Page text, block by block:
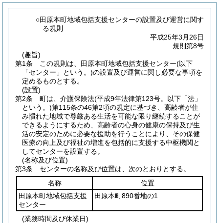
○田原本町地域包括支援センターの設置及び運営に関す
る規則
平成25年3月26日
規則第8号
(趣旨)
第1条
この規則は、田原本町地域包括支援センター(以下
「センター」という。)の設置及び運営に関し必要な事項を
定めるものとする。
(設置)
第2条
町は、介護保険法(平成9年法律第123号。以下「法」
という。)第115条の46第2項の規定に基づき、高齢者が住
み慣れた地域で尊厳ある生活を可能な限り継続することが
できるようにするため、高齢者の心身の健康の保持及び生
活の安定のために必要な援助を行うことにより、その保健
医療の向上及び福祉の増進を包括的に支援する中枢機関と
してセンターを設置する。
(名称及び位置)
第3条
センターの名称及び位置は、次のとおりとする。
名称
位置
田原本町地域包括支援
センター
田原本町890番地の1
(業務時間及び休業日)